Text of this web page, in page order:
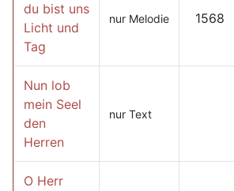
du bist uns
Licht und
Tag
nur Melodie 1568
Nun lob
mein Seel
den
Herren
nur Text
O Herr